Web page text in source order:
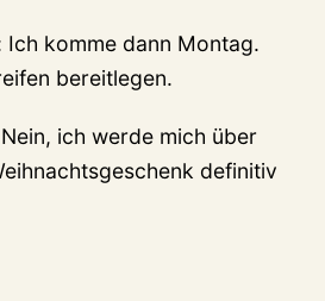
Ich komme dann Montag.
bereitlegen.
ich werde mich über
definitiv